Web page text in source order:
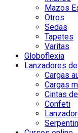
Mazos
Otros
Sedas
Tapetes
Varitas
Globoflexia
Lanzadores
Cargas
Cargas
Cintas
Confeti